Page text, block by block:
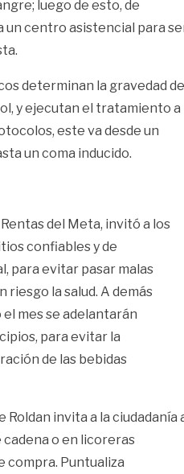
luego de esto, de
un centro asistencial para
determinan la gravedad de
y ejecutan el tratamiento a
este va desde un
un coma inducido.
del Meta, invitó a los
confiables y de
para evitar pasar malas
la salud. A demás
mes se adelantarán
para evitar la
de las bebidas
invita a la ciudadanía
o en licoreras
compra. Puntualiza